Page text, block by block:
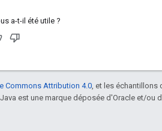
a-t-il été utile ?
Commons Attribution 4.0 , et les
. Java est une marque déposée d'Oracle et/ou